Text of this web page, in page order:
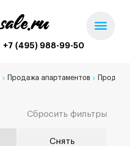
+7 (495) 988-99-50
Продажа апартаментов
Сбросить фильтры
Снять